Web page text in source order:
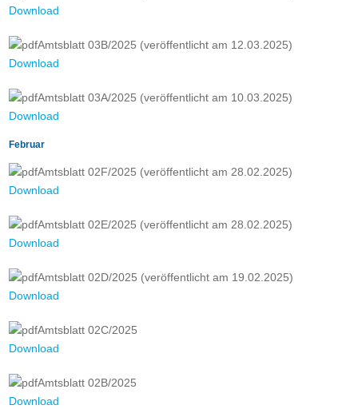
Download
Amtsblatt 03B/2025 (veröffentlicht am 12.03.2025)
Download
Amtsblatt 03A/2025 (veröffentlicht am 10.03.2025)
Download
Februar
Amtsblatt 02F/2025 (veröffentlicht am 28.02.2025)
Download
Amtsblatt 02E/2025 (veröffentlicht am 28.02.2025)
Download
Amtsblatt 02D/2025 (veröffentlicht am 19.02.2025)
Download
Amtsblatt 02C/2025
Download
Amtsblatt 02B/2025
Download